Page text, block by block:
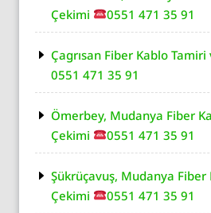
Çekimi
0551 471 35 91
Çagrısan Fiber Kablo
0551 471 35 91
Ömerbey, Mudanya Fiber
Çekimi
0551 471 35 91
Şükrüçavuş, Mudanya Fiber
Çekimi
0551 471 35 91